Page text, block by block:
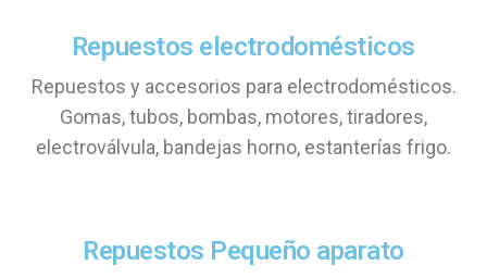
Repuestos electrodomésticos
Repuestos y accesorios para electrodomésticos.
Gomas, tubos, bombas, motores, tiradores,
electroválvula, bandejas horno, estanterías frigo.
Repuestos Pequeño aparato